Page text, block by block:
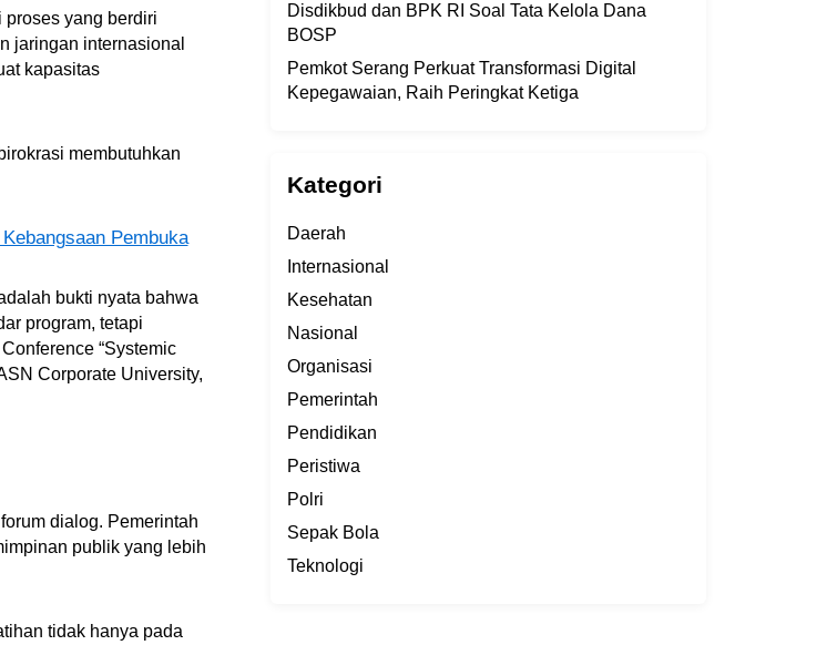
yang berdiri
jaringan internasional
kapasitas
membutuhkan
Pembuka
bukti nyata bahwa
program, tetapi
“Systemic
Corporate University,
dialog. Pemerintah
publik yang lebih
tidak hanya pada
Disdikbud dan BPK RI Soal Tata Kelola Dana
BOSP
Pemkot Serang Perkuat Transformasi Digital
Kepegawaian, Raih Peringkat Ketiga
Kategori
Daerah
Internasional
Kesehatan
Nasional
Organisasi
Pemerintah
Pendidikan
Peristiwa
Polri
Sepak Bola
Teknologi